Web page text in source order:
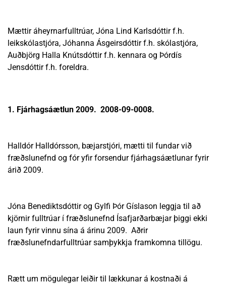
Mættir áheyrnarfulltrúar, Jóna Lind Karlsdóttir f.h.
leikskólastjóra, Jóhanna Ásgeirsdóttir f.h. skólastjóra,
Auðbjörg Halla Knútsdóttir f.h. kennara og Þórdís
Jensdóttir f.h. foreldra.
1. Fjárhagsáætlun 2009. 2008-09-0008.
Halldór Halldórsson, bæjarstjóri, mætti til fundar við
fræðslunefnd og fór yfir forsendur fjárhagsáætlunar fyrir
árið 2009.
Jóna Benediktsdóttir og Gylfi Þór Gíslason leggja til að
kjörnir fulltrúar í fræðslunefnd Ísafjarðarbæjar þiggi ekki
laun fyrir vinnu sína á árinu 2009. Aðrir
fræðslunefndarfulltrúar samþykkja framkomna tillögu.
Rætt um mögulegar leiðir til lækkunar á kostnaði á